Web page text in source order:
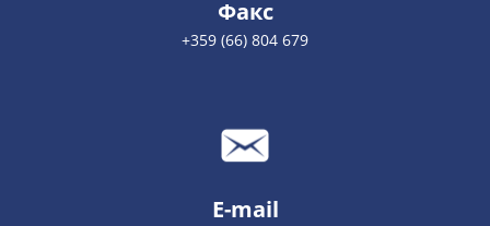
Факс
+359 (66) 804 679
E-mail